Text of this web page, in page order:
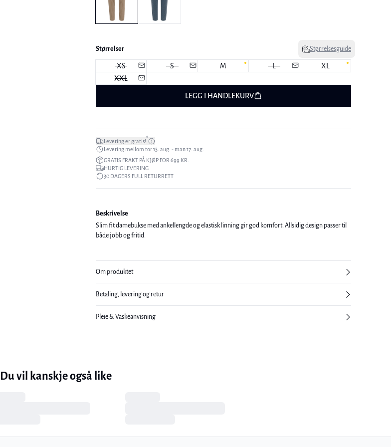
Størrelser Størrelsesguide
XS S M L
XL
XXL
LEGG I HANDLEKURV
Levering er gratis!*
Levering mellom tor 13. aug. - man 17. aug.
GRATIS FRAKT PÅ KJØP FOR 699 KR.
HURTIG LEVERING
30 DAGERS FULL RETURRETT
Beskrivelse
Slim fit damebukse med ankellengde og elastisk linning gir god komfort. Allsidig design passer til
både jobb og fritid.
Om produktet
Betaling, levering og retur
Pleie & Vaskeanvisning
Du vil kanskje også like